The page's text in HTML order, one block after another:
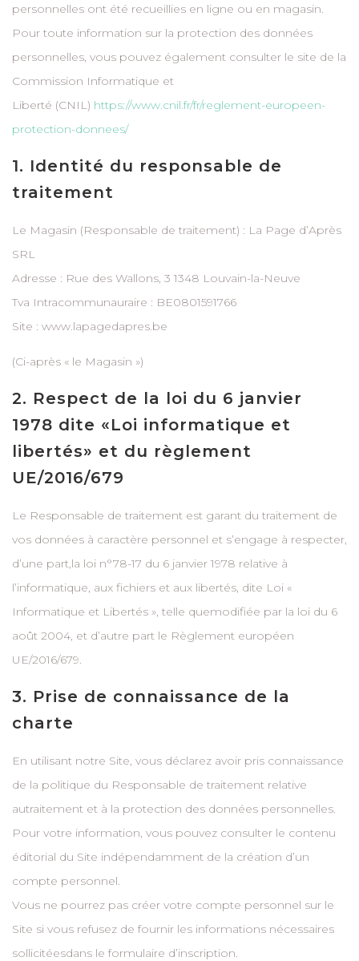
personnelles ont été recueillies en ligne ou en magasin.
Pour toute information sur la protection des données
personnelles, vous pouvez également consulter le site de la
Commission Informatique et
Liberté (CNIL) https://www.cnil.fr/fr/reglement-europeen-
protection-donnees/
1. Identité du responsable de
traitement
Le Magasin (Responsable de traitement) : La Page d’Après
SRL
Adresse : Rue des Wallons, 3 1348 Louvain-la-Neuve
Tva Intracommunauraire : BE0801591766
Site : www.lapagedapres.be
(Ci-après « le Magasin »)
2. Respect de la loi du 6 janvier
1978 dite «Loi informatique et
libertés» et du règlement
UE/2016/679
Le Responsable de traitement est garant du traitement de
vos données à caractère personnel et s’engage à respecter,
d’une part,la loi n°78-17 du 6 janvier 1978 relative à
l’informatique, aux fichiers et aux libertés, dite Loi «
Informatique et Libertés », telle quemodifiée par la loi du 6
août 2004, et d’autre part le Règlement européen
UE/2016/679.
3. Prise de connaissance de la
charte
En utilisant notre Site, vous déclarez avoir pris connaissance
de la politique du Responsable de traitement relative
autraitement et à la protection des données personnelles.
Pour votre information, vous pouvez consulter le contenu
éditorial du Site indépendamment de la création d’un
compte personnel.
Vous ne pourrez pas créer votre compte personnel sur le
Site si vous refusez de fournir les informations nécessaires
sollicitéesdans le formulaire d’inscription.